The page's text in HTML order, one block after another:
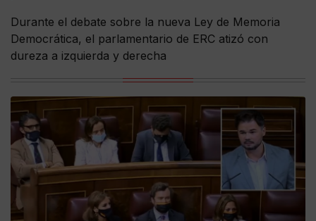
Durante el debate sobre la nueva Ley de Memoria
Democrática, el parlamentario de ERC atizó con
dureza a izquierda y derecha